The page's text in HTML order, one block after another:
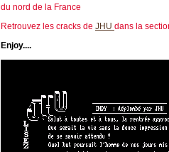
du nord de la France
Retrouvez les cracks de JHU dans la
Enjoy....